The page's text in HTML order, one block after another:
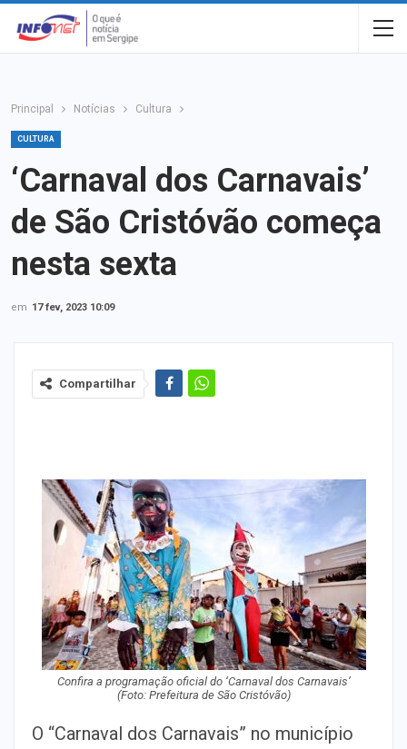
Principal Notícias Cultura
CULTURA
‘Carnaval dos Carnavais’
de São Cristóvão começa
nesta sexta
em 17 fev, 2023 10:09
Compartilhar
Confira a programação oficial do ‘Carnaval dos Carnavais’
(Foto: Prefeitura de São Cristóvão)
O “Carnaval dos Carnavais” no município